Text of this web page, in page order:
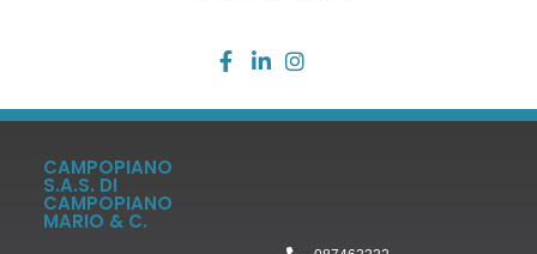
CAMPOPIANO
S.A.S. DI
CAMPOPIANO
MARIO & C.